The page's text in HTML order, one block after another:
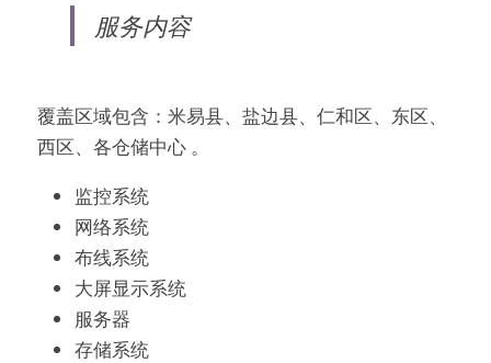
服务内容
覆盖区域包含：米易县、盐边县、仁和区、东区、
西区、各仓储中心 。
监控系统
网络系统
布线系统
大屏显示系统
服务器
存储系统